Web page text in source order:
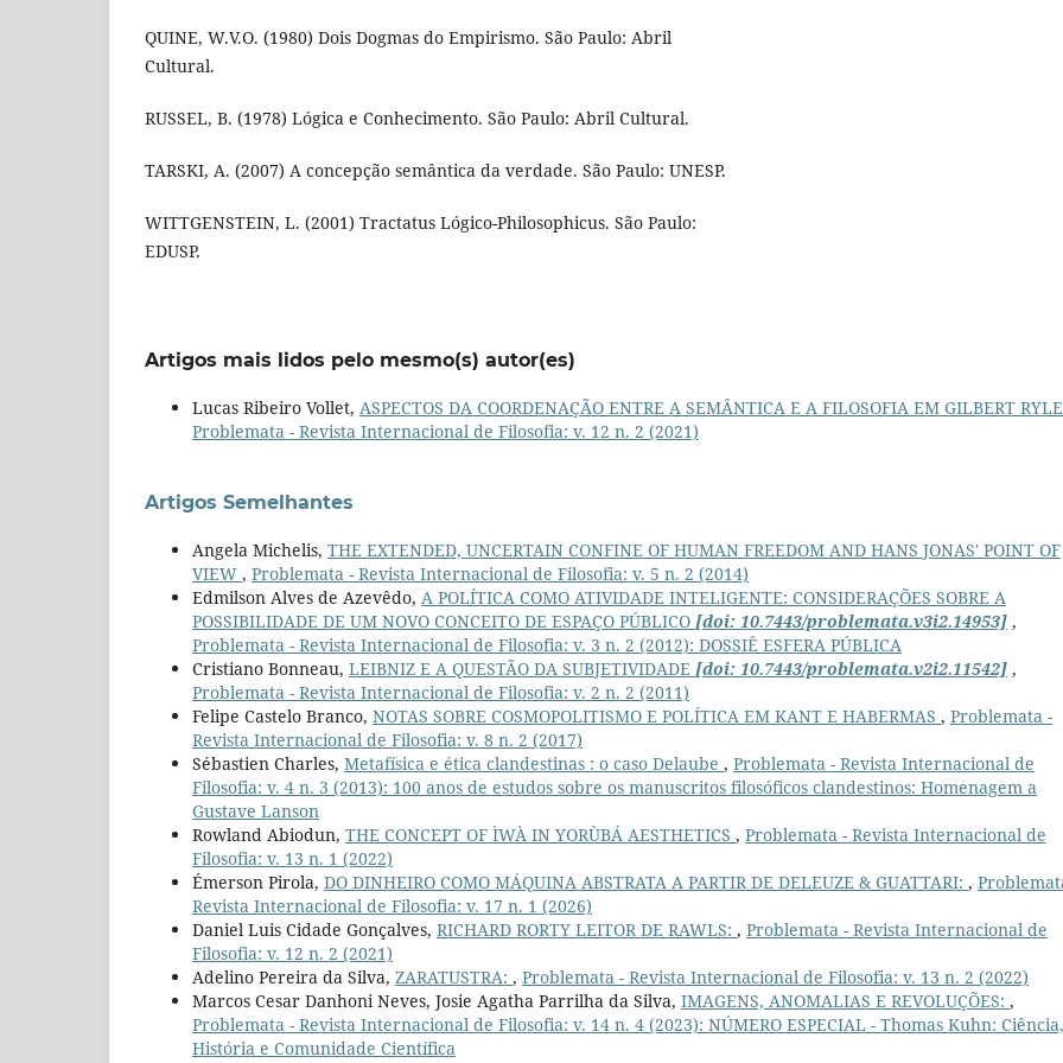
QUINE, W.V.O. (1980) Dois Dogmas do Empirismo. São Paulo: Abril
Cultural.
RUSSEL, B. (1978) Lógica e Conhecimento. São Paulo: Abril Cultural.
TARSKI, A. (2007) A concepção semântica da verdade. São Paulo: UNESP.
WITTGENSTEIN, L. (2001) Tractatus Lógico-Philosophicus. São Paulo:
EDUSP.
Artigos mais lidos pelo mesmo(s) autor(es)
Lucas Ribeiro Vollet, ASPECTOS DA COORDENAÇÃO ENTRE A SEMÂNTICA E A FILOSOFIA EM GILBERT
Problemata - Revista Internacional de Filosofia: v. 12 n. 2 (2021)
Artigos Semelhantes
Angela Michelis, THE EXTENDED, UNCERTAIN CONFINE OF HUMAN FREEDOM AND HANS JONAS' POINT OF
VIEW , Problemata - Revista Internacional de Filosofia: v. 5 n. 2 (2014)
Edmilson Alves de Azevêdo, A POLÍTICA COMO ATIVIDADE INTELIGENTE: CONSIDERAÇÕES SOBRE A
POSSIBILIDADE DE UM NOVO CONCEITO DE ESPAÇO PÚBLICO [doi: 10.7443/problemata.v3i2.14953] ,
Problemata - Revista Internacional de Filosofia: v. 3 n. 2 (2012): DOSSIÊ ESFERA PÚBLICA
Cristiano Bonneau, LEIBNIZ E A QUESTÃO DA SUBJETIVIDADE [doi: 10.7443/problemata.v2i2.11542] ,
Problemata - Revista Internacional de Filosofia: v. 2 n. 2 (2011)
Felipe Castelo Branco, NOTAS SOBRE COSMOPOLITISMO E POLÍTICA EM KANT E HABERMAS , Problemata -
Revista Internacional de Filosofia: v. 8 n. 2 (2017)
Sébastien Charles, Metafísica e ética clandestinas : o caso Delaube , Problemata - Revista Internacional de
Filosofia: v. 4 n. 3 (2013): 100 anos de estudos sobre os manuscritos filosóficos clandestinos: Homenagem a
Gustave Lanson
Rowland Abiodun, THE CONCEPT OF ÌWÀ IN YORÙBÁ AESTHETICS , Problemata - Revista Internacional de
Filosofia: v. 13 n. 1 (2022)
Émerson Pirola, DO DINHEIRO COMO MÁQUINA ABSTRATA A PARTIR DE DELEUZE & GUATTARI: ,
Revista Internacional de Filosofia: v. 17 n. 1 (2026)
Daniel Luis Cidade Gonçalves, RICHARD RORTY LEITOR DE RAWLS: , Problemata - Revista Internacional de
Filosofia: v. 12 n. 2 (2021)
Adelino Pereira da Silva, ZARATUSTRA: , Problemata - Revista Internacional de Filosofia: v. 13 n. 2 (2022)
Marcos Cesar Danhoni Neves, Josie Agatha Parrilha da Silva, IMAGENS, ANOMALIAS E REVOLUÇÕES: ,
Problemata - Revista Internacional de Filosofia: v. 14 n. 4 (2023): NÚMERO ESPECIAL - Thomas Kuhn: Ciência,
História e Comunidade Científica